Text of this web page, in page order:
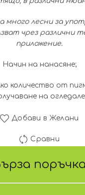
много лесни за
чрез различни
приложение.
Начин на нанасяне;
количество от
на
Добави в Желани
Сравни
поръчка